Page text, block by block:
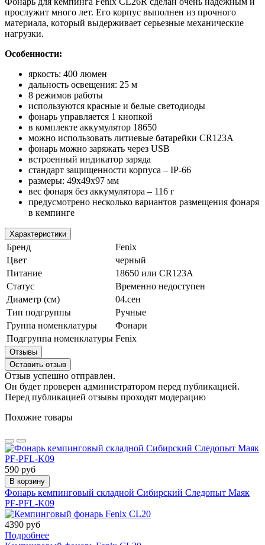
прослужит много лет. Его корпус выполнен из прочного
материала, который выдерживает серьезные механические
нагрузки.
Особенности:
яркость: 400 люмен
дальность освещения: 25 м
8 режимов работы
используются красные и белые светодиоды
фонарь управляется 1 кнопкой
в комплекте аккумулятор 18650
можно использовать литиевые батарейки CR123A
фонарь можно заряжать через USB
встроенный индикатор заряда
стандарт защищенности корпуса – IP-66
размеры: 49х49х97 мм
вес фонаря без аккумулятора – 116 г
предусмотрено несколько вариантов размещения фонаря
в кемпинге
Характеристики
Бренд
Fenix
Цвет
черный
Питание
18650 или CR123A
Статус
Временно недоступен
Диаметр (см)
04.сен
Тип подгруппы
Ручные
Группа номенклатуры
Фонари
Подгруппа номенклатуры Fenix
Отзывы
Оставить отзыв
Отзыв успешно отправлен.
Он будет проверен администратором перед публикацией.
Перед публикацией отзывы проходят модерацию
Похожие товары
590 руб
В корзину
Фонарь кемпинговый складной Сибирский Следопыт Маяк
PF-PFL-K09
4390 руб
Подробнее